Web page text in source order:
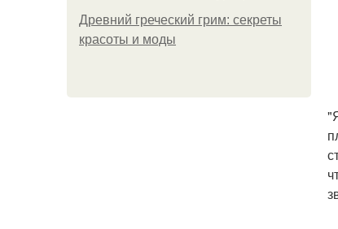
Древний греческий грим: секреты
красоты и моды